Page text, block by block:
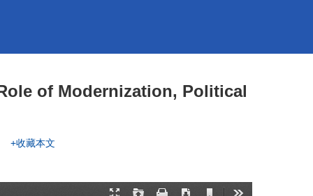
of Modernization, Political
+收藏本文